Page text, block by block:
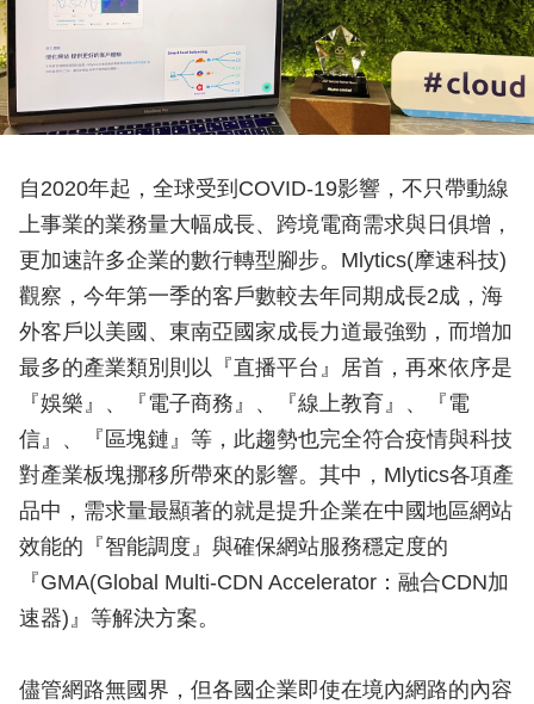
自2020年起，全球受到COVID-19影響，不只帶動線
上事業的業務量大幅成長、跨境電商需求與日俱增，
更加速許多企業的數行轉型腳步。Mlytics(摩速科技)
觀察，今年第一季的客戶數較去年同期成長2成，海
外客戶以美國、東南亞國家成長力道最強勁，而增加
最多的產業類別則以『直播平台』居首，再來依序是
『娛樂』、『電子商務』、『線上教育』、『電
信』、『區塊鏈』等，此趨勢也完全符合疫情與科技
對產業板塊挪移所帶來的影響。其中，Mlytics各項產
品中，需求量最顯著的就是提升企業在中國地區網站
效能的『智能調度』與確保網站服務穩定度的
『GMA(Global Multi-CDN Accelerator：融合CDN加
速器)』等解決方案。
儘管網路無國界，但各國企業即使在境內網路的內容